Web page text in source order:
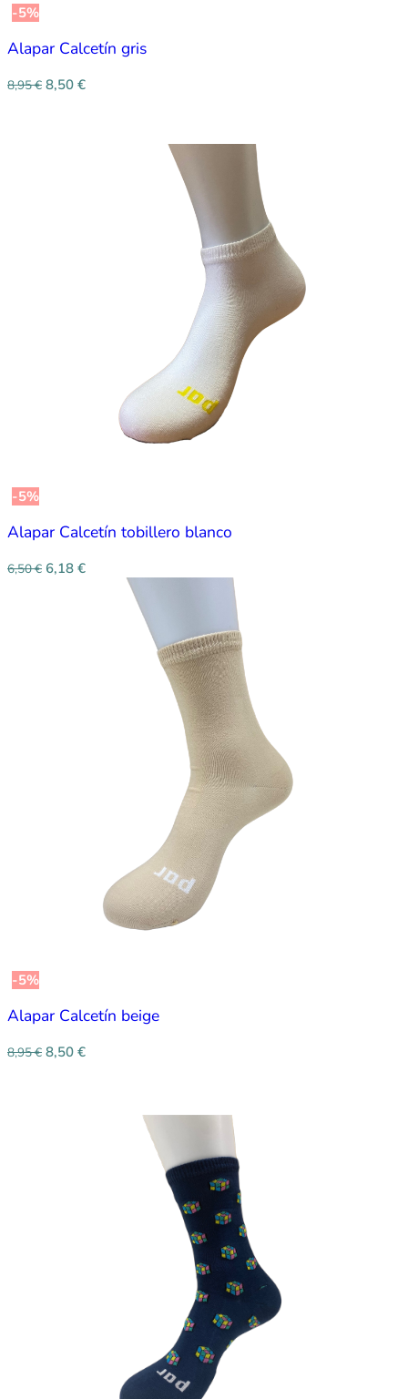
-5%
Alapar Calcetín gris
8,95€ 8,50 €
-5%
Alapar Calcetín tobillero blanco
6,50€ 6,18 €
-5%
Alapar Calcetín beige
8,95€ 8,50 €